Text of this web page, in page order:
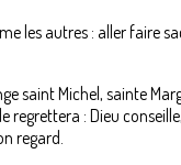
les autres : aller faire
saint Michel, sainte
: Dieu
regard.